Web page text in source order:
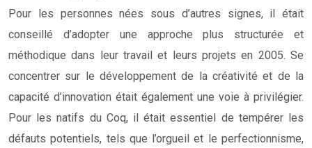
Pour les personnes nées sous d’autres signes, il était
conseillé d’adopter une approche plus structurée et
méthodique dans leur travail et leurs projets en 2005. Se
concentrer sur le développement de la créativité et de la
capacité d’innovation était également une voie à privilégier.
Pour les natifs du Coq, il était essentiel de tempérer les
défauts potentiels, tels que l’orgueil et le perfectionnisme,